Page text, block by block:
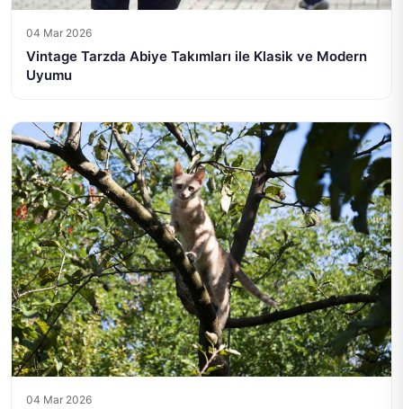
04 Mar 2026
Vintage Tarzda Abiye Takımları ile Klasik ve Modern
Uyumu
04 Mar 2026